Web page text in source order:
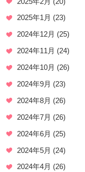
2025年1月 (23)
2024年12月 (25)
2024年11月 (24)
2024年10月 (26)
2024年9月 (23)
2024年8月 (26)
2024年7月 (26)
2024年6月 (25)
2024年5月 (24)
2024年4月 (26)